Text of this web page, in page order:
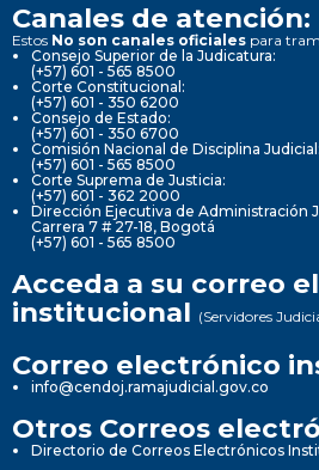
Canales de atención:
Estos No son canales oficiales para
Consejo Superior de la Judicatura:
(+57) 601 - 565 8500
Corte Constitucional:
(+57) 601 - 350 6200
Consejo de Estado:
(+57) 601 - 350 6700
Comisión Nacional de Disciplina Judicial:
(+57) 601 - 565 8500
Corte Suprema de Justicia:
(+57) 601 - 362 2000
Dirección Ejecutiva de Administración
Carrera 7 # 27-18, Bogotá
(+57) 601 - 565 8500
Acceda a su correo
institucional (Servidores
Correo electrónico
info@cendoj.ramajudicial.gov.co
Otros Correos
Directorio de Correos Electrónicos